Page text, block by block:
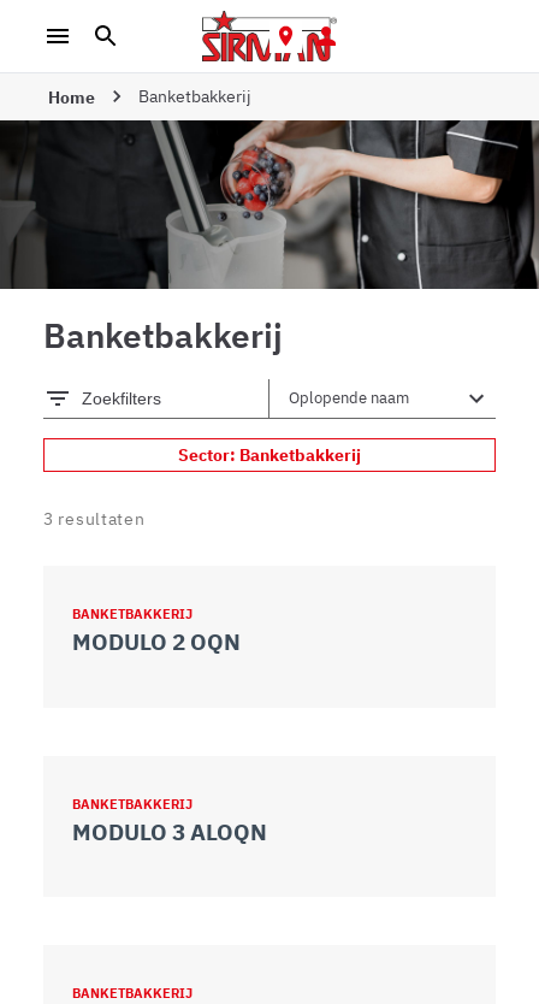
Home Banketbakkerij
Banketbakkerij
Zoekfilters
Sector: Banketbakkerij
3 resultaten
BANKETBAKKERIJ
MODULO 2 OQN
BANKETBAKKERIJ
MODULO 3 ALOQN
BANKETBAKKERIJ